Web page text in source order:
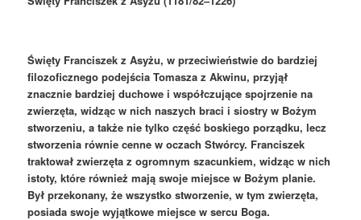
Święty Franciszek z Asyżu, w przeciwieństwie do bardziej
filozoficznego podejścia Tomasza z Akwinu, przyjął
znacznie bardziej duchowe i współczujące spojrzenie na
zwierzęta, widząc w nich naszych braci i siostry w Bożym
stworzeniu,a także nie tylko część boskiego porządku, lecz
stworzenia równie cenne w oczachStwórcy. Franciszek
traktował zwierzęta z ogromnym szacunkiem, widząc w nich
istoty, które również mają swoje miejsce w Bożym planie.
Był przekonany, że wszystko stworzenie, w tym zwierzęta,
posiada swoje wyjątkowe miejsce w sercu Boga.